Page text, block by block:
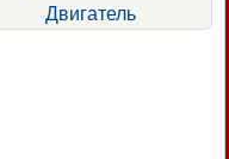
Двигатель